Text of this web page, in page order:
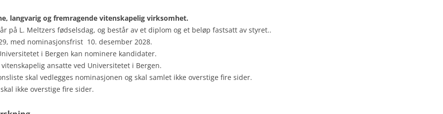
langvarig og fremragende vitenskapelig virksomhet.
på L. Meltzers fødselsdag, og består av et diplom og et beløp fastsatt av styret..
med nominasjonsfrist 10. desember 2028.
i Bergen kan nominere kandidater.
ansatte ved Universitetet i Bergen.
skal vedlegges nominasjonen og skal samlet ikke overstige fire sider.
ikke overstige fire sider.